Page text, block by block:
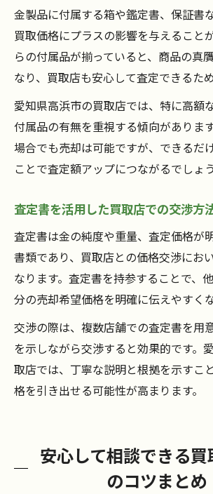
金製品に付属する箱や鑑定書、保証書
買取価格にプラスの影響を与えること
らの付属品が揃っていると、商品の真
なり、買取店も安心して査定できるため
愛知県高浜市の買取店では、特に高額
付属品の有無を重視する傾向がありま
場合でも売却は可能ですが、できるだ
ことで査定額アップにつながるでしょう
査定書を活用した買取店での交渉方
査定書は金の純度や重量、査定価格が
書類であり、買取店との価格交渉にお
なります。査定書を持参することで、
分の売却希望価格を明確に伝えやすくな
交渉の際は、複数店舗での査定書を用
を示しながら交渉すると効果的です。
取店では、丁寧な説明と根拠を示すこ
格を引き出せる可能性が高まります。
安心して相談できる買
のコツまとめ